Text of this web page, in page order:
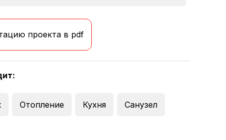
проекта в pdf
Отопление Кухня Санузел